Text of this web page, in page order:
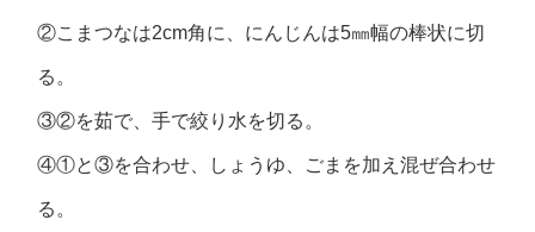
②こまつなは2cm角に、にんじんは5㎜幅の棒状に切
る。
③②を茹で、手で絞り水を切る。
④①と③を合わせ、しょうゆ、ごまを加え混ぜ合わせ
る。